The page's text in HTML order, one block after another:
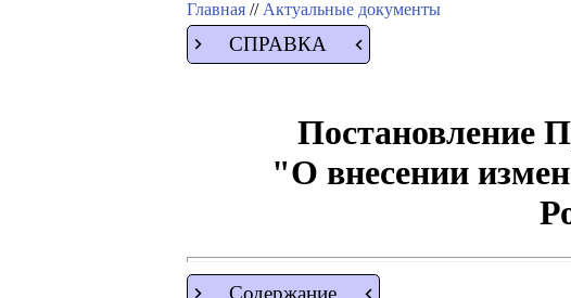
Главная // Актуальные документы
СПРАВКА
Постановление
"О внесении
Содержание